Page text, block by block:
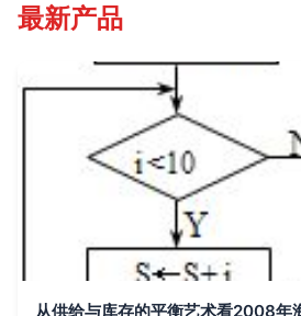
最新产品
从供给与库存的平衡艺术看2008年